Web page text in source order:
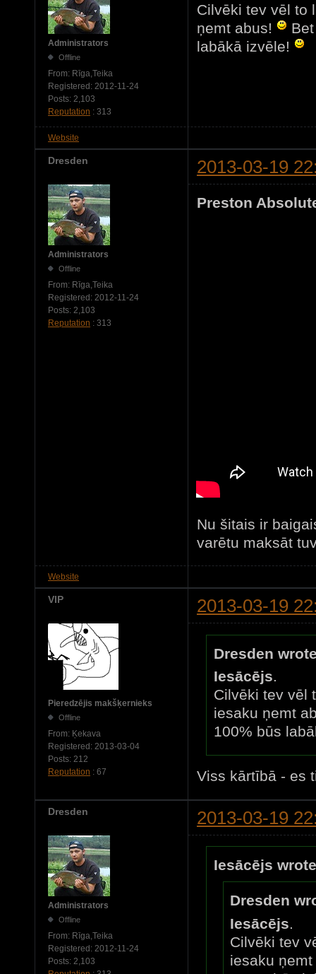
Administrators
Offline
From: Rīga,Teika
Registered: 2012-11-24
Posts: 2,103
Reputation : 313
Cilvēki tev vēl to
ņemt abus!
labākā izvēle!
Website
Dresden 2013-03-19
Administrators
Offline
From: Rīga,Teika
Registered: 2012-11-24
Posts: 2,103
Reputation : 313
Preston
Nu šitais ir
varētu maksāt
Website
VIP 2013-03-19
Pieredzējis makšķernieks
Offline
From: Ķekava
Registered: 2013-03-04
Posts: 212
Reputation : 67
Dresden
Iesācējs.
Cilvēki tev vēl
iesaku ņemt
100% būs
Viss kārtībā - es
Dresden 2013-03-19
Administrators
Offline
From: Rīga,Teika
Registered: 2012-11-24
Posts: 2,103
Iesācējs
Dresden
Iesācējs
Cilvēki tev
iesaku